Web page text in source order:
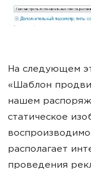
На следующем
«Шаблон
нашем
cтатическое
располагает
проведения